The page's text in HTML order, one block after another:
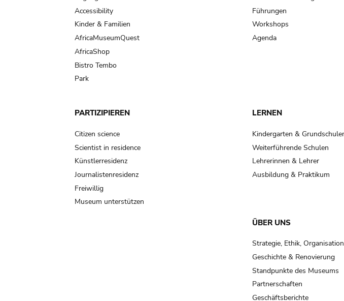
Accessibility
Kinder & Familien
AfricaMuseumQuest
AfricaShop
Bistro Tembo
Park
Führungen
Workshops
Agenda
PARTIZIPIEREN
Citizen science
Scientist in residence
Künstlerresidenz
Journalistenresidenz
Freiwillig
Museum unterstützen
LERNEN
Kindergarten &
Weiterführende Schulen
Lehrerinnen & Lehrer
Ausbildung & Praktikum
ÜBER UNS
Strategie, Ethik, Organisation
Geschichte & Renovierung
Standpunkte des Museums
Partnerschaften
Geschäftsberichte